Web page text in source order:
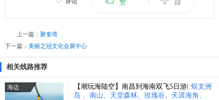
赞 踩
评论
上一篇： 聚奎塔
下一篇： 美丽之冠文化会展中心
相关线路推荐
海边 【潮玩海陆空】南昌到海南双飞5日游( 蜈支洲
岛 、南山、天堂森林、玫瑰谷、天涯海角、